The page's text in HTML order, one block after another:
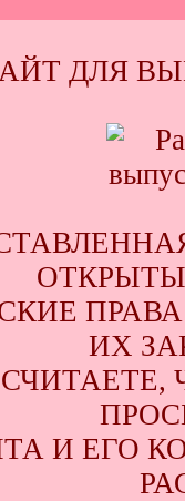
ДЛЯ
ИХ
И ЕГО